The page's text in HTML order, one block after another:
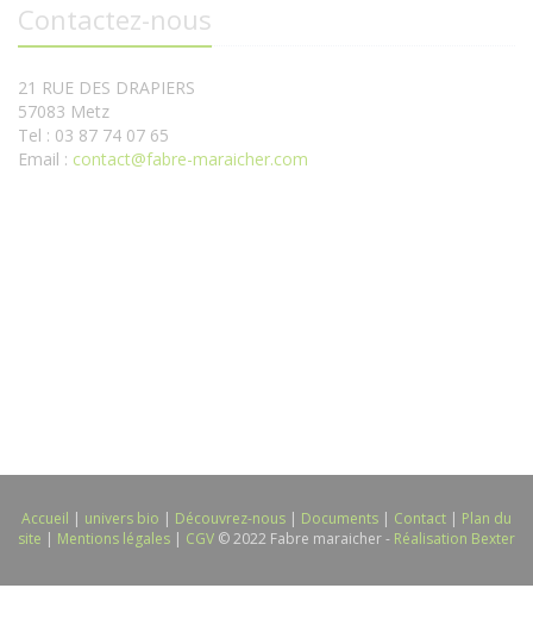
Contactez-nous
21 RUE DES DRAPIERS
57083 Metz
Tel : 03 87 74 07 65
Email : contact@fabre-maraicher.com
Accueil | univers bio | Découvrez-nous | Documents | Contact | Plan du
site | Mentions légales | CGV © 2022 Fabre maraicher - Réalisation Bexter